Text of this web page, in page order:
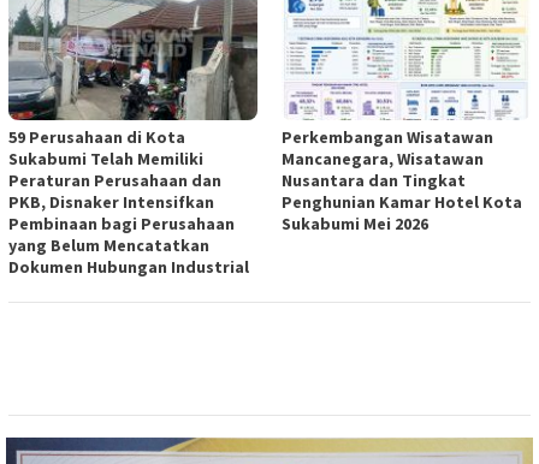
59 Perusahaan di Kota
Sukabumi Telah Memiliki
Peraturan Perusahaan dan
PKB, Disnaker Intensifkan
Pembinaan bagi Perusahaan
yang Belum Mencatatkan
Dokumen Hubungan Industrial
Perkembangan Wisatawan
Mancanegara, Wisatawan
Nusantara dan Tingkat
Penghunian Kamar Hotel Kota
Sukabumi Mei 2026